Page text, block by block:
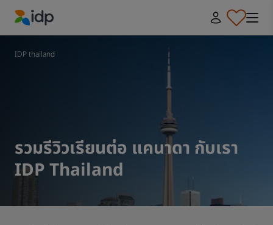
IDP Education
IDP thailand
รวมรีวิวเรียนต่อ แคนาดา กับเรา
IDP Thailand